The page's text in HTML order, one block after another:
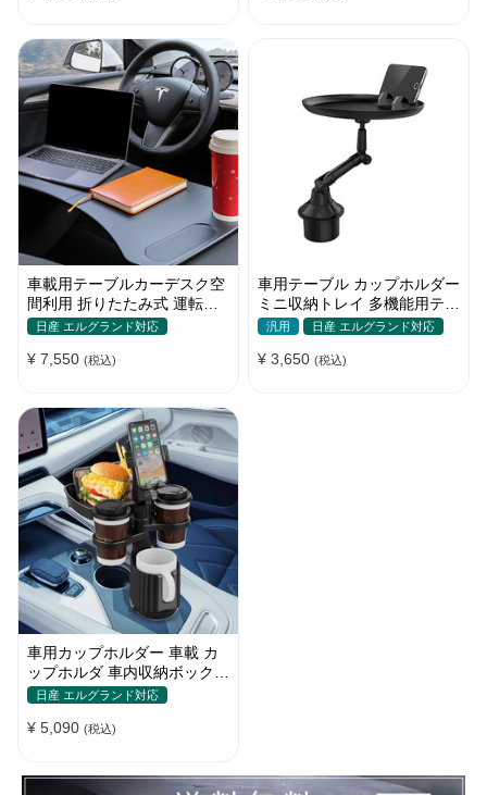
車載用テーブルカーデスク空
間利用 折りたたみ式 運転席
助手席 多機能 滑り止め 安定
日産 エルグランド対応
¥ 7,550 (税込)
車用テーブル カップホルダー
ミニ収納トレイ 多機能用テー
ブル 食事 物置き用 高品質
汎用 日産 エルグランド対応
¥ 3,650 (税込)
車用カップホルダー 車載 カ
ップホルダ 車内収納ボックス
車載テーブル スマホ置き 調
単 滑り止め 小物置き 多機能
日産 エルグランド対応
¥ 5,090 (税込)